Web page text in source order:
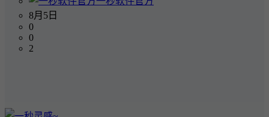
8月5日
0
0
2